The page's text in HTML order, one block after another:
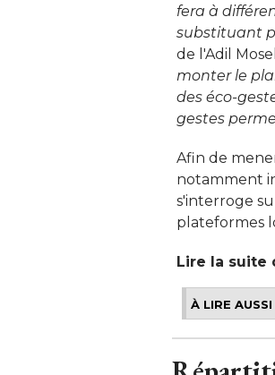
fera à
substituant
de l'Adil
monter le
des éco-
gestes
Afin de
notamment
s'interroge
plateformes
Lire la suite
À LIRE AUSSI